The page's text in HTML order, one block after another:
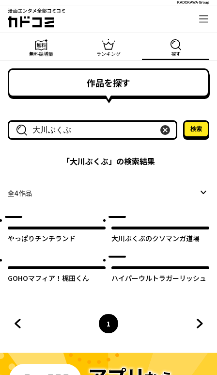
漫画エンタメ全部コミコミ
カドコミ
無料話増量 ランキング 探す
作品を探す
作品名・作家名で探す
検索
「大川ぶくぶ」の検索結果
全4作品
やっぱりチンチランド 大川ぶくぶのクソマンガ道場
GOHOマフィア！梶田くん ハイパーウルトラガーリッシュ
ページ
1
へ